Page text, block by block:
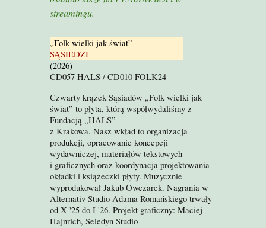
streamingu.
„Folk wielki jak świat”
SĄSIEDZI
(2026)
CD057 HALS /CD010 FOLK24
Czwarty krążek Sąsiadów „Folk wielki jak
świat” to płyta, którą współwydaliśmy z
Fundacją „HALS”
z Krakowa. Nasz wkład to organizacja
produkcji, opracowanie koncepcji
wydawniczej, materiałów tekstowych
i graficznych oraz koordynacja projektowania
okładki i książeczki płyty. Muzycznie
wyprodukował Jakub Owczarek. Nagrania w
Alternativ Studio Adama Romańskiego trwały
od X '25 do I '26.Projekt graficzny: Maciej
Hajnrich, Seledyn Studio